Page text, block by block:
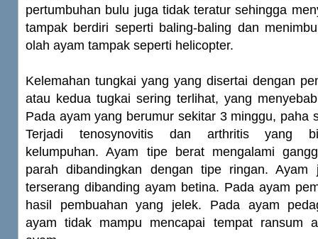
pertumbuhan bulu juga tidak teratur sehingga
tampak berdiri seperti baling-baling dan
olah ayam tampak seperti helicopter.
Kelemahan tungkai yang yang disertai dengan
atau kedua tugkai sering terlihat, yang
Pada ayam yang berumur sekitar 3 minggu, paha
Terjadi tenosynovitis dan arthritis yang
kelumpuhan. Ayam tipe berat mengalami
parah dibandingkan dengan tipe ringan. Ayam
terserang dibanding ayam betina. Pada ayam
hasil pembuahan yang jelek. Pada ayam
ayam tidak mampu mencapai tempat ransum